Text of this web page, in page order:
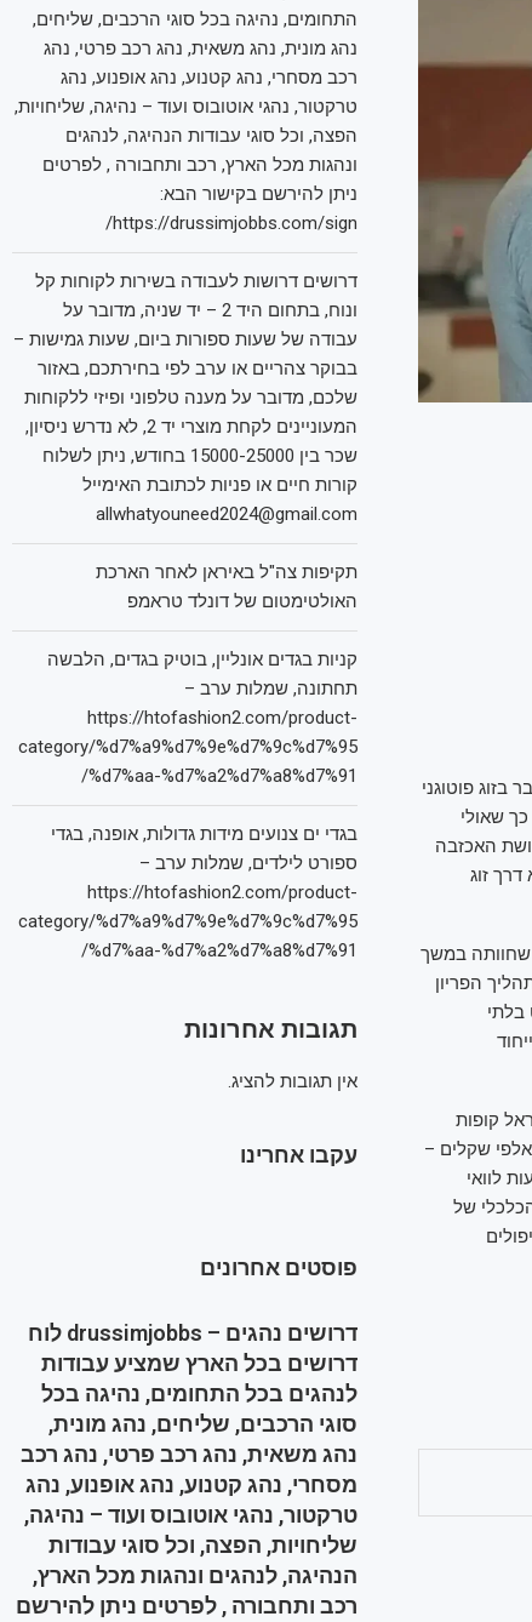
בזוג פוטוגני
שאולי
האכזבה
זוג
במשך
הפריון
בלתי
קופות
שקלים –
לוואי
של
התחומים, נהיגה בכל סוגי הרכבים, שליחים,
נהג מונית, נהג משאית, נהג רכב פרטי, נהג
רכב מסחרי, נהג קטנוע, נהג אופנוע, נהג
טרקטור, נהגי אוטובוס ועוד – נהיגה, שליחויות,
הפצה, וכל סוגי עבודות הנהיגה, לנהגים
ונהגות מכל הארץ, רכב ותחבורה , לפרטים
ניתן להירשם בקישור הבא:
https://drussimjobbs.com/sign/
דרושים דרושות לעבודה בשירות לקוחות קל
ונוח, בתחום היד 2 – יד שניה, מדובר על
עבודה של שעות ספורות ביום, שעות גמישות –
בבוקר צהריים או ערב לפי בחירתכם, באזור
שלכם, מדובר על מענה טלפוני ופיזי ללקוחות
המעוניינים לקחת מוצרי יד 2, לא נדרש ניסיון,
שכר בין 15000-25000 בחודש, ניתן לשלוח
קורות חיים או פניות לכתובת האימייל
allwhatyouneed2024@gmail.com
תקיפות צה"ל באיראן לאחר הארכת
האולטימטום של דונלד טראמפ
קניות בגדים אונליין, בוטיק בגדים, הלבשה
תחתונה, שמלות ערב –
https://htofashion2.com/product-
category/%d7%a9%d7%9e%d7%9c%d7%95
%d7%aa-%d7%a2%d7%a8%d7%91/
בגדי ים צנועים מידות גדולות, אופנה, בגדי
ספורט לילדים, שמלות ערב –
https://htofashion2.com/product-
category/%d7%a9%d7%9e%d7%9c%d7%95
%d7%aa-%d7%a2%d7%a8%d7%91/
תגובות אחרונות
אין תגובות להציג.
עקבו אחרינו
פוסטים אחרונים
דרושים נהגים – drussimjobbs לוח
דרושים בכל הארץ שמציע עבודות
לנהגים בכל התחומים, נהיגה בכל
סוגי הרכבים, שליחים, נהג מונית,
נהג משאית, נהג רכב פרטי, נהג רכב
מסחרי, נהג קטנוע, נהג אופנוע, נהג
טרקטור, נהגי אוטובוס ועוד – נהיגה,
שליחויות, הפצה, וכל סוגי עבודות
הנהיגה, לנהגים ונהגות מכל הארץ,
רכב ותחבורה , לפרטים ניתן להירשם